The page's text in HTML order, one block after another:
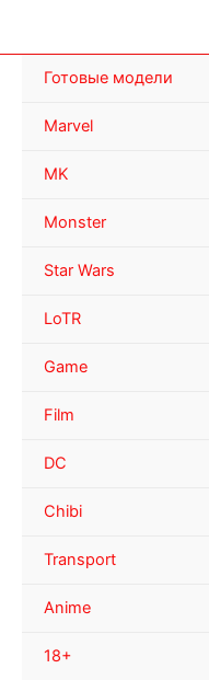
Готовые модели
Marvel
MK
Monster
Star Wars
LoTR
Game
Film
DC
Chibi
Transport
Anime
18+